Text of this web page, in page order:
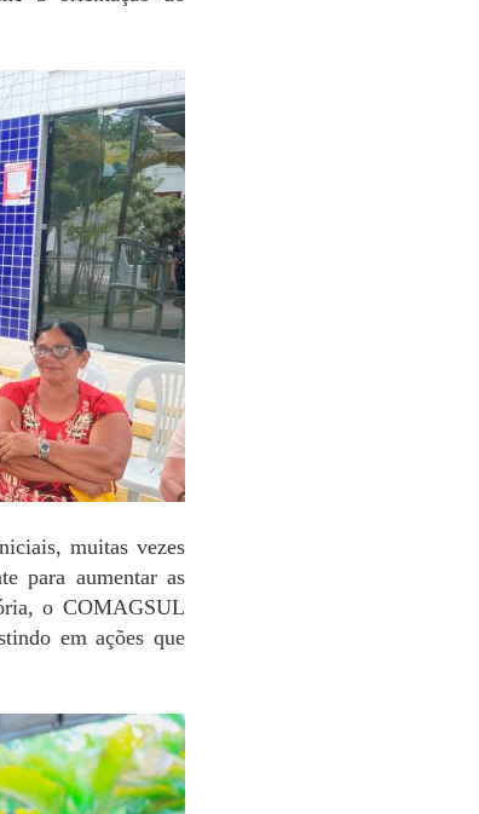
muitas vezes
para aumentar as
o COMAGSUL
em ações que